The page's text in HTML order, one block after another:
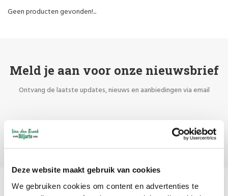
Deze website maakt gebruik van cookies
We gebruiken cookies om content en advertenties te
Geen producten gevonden!...
Meld je aan voor onze nieuwsbrief
Ontvang de laatste updates, nieuws en aanbiedingen via email
Abonneer